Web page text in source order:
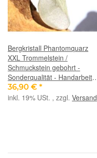
Bergkristall Phantomquarz
XXL Trommelstein /
Schmuckstein gebohrt -
Sonderqualität - Handarbeit -
ca. 4,5 cm x 1,9 cm x 2 cm
36,90 € *
inkl. 19% USt. , zzgl. Versand